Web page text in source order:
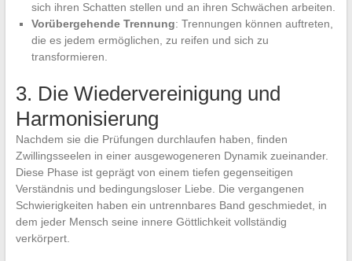
sich ihren Schatten stellen und an ihren Schwächen arbeiten.
Vorübergehende Trennung: Trennungen können auftreten,
die es jedem ermöglichen, zu reifen und sich zu
transformieren.
3. Die Wiedervereinigung und
Harmonisierung
Nachdem sie die Prüfungen durchlaufen haben, finden
Zwillingsseelen in einer ausgewogeneren Dynamik zueinander.
Diese Phase ist geprägt von einem tiefen gegenseitigen
Verständnis und bedingungsloser Liebe. Die vergangenen
Schwierigkeiten haben ein untrennbares Band geschmiedet, in
dem jeder Mensch seine innere Göttlichkeit vollständig
verkörpert.